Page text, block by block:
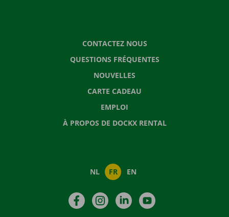
CONTACTEZ NOUS
QUESTIONS FRÉQUENTES
NOUVELLES
CARTE CADEAU
EMPLOI
À PROPOS DE DOCKX RENTAL
NL FR EN
FacebookInstagramLinkedIn